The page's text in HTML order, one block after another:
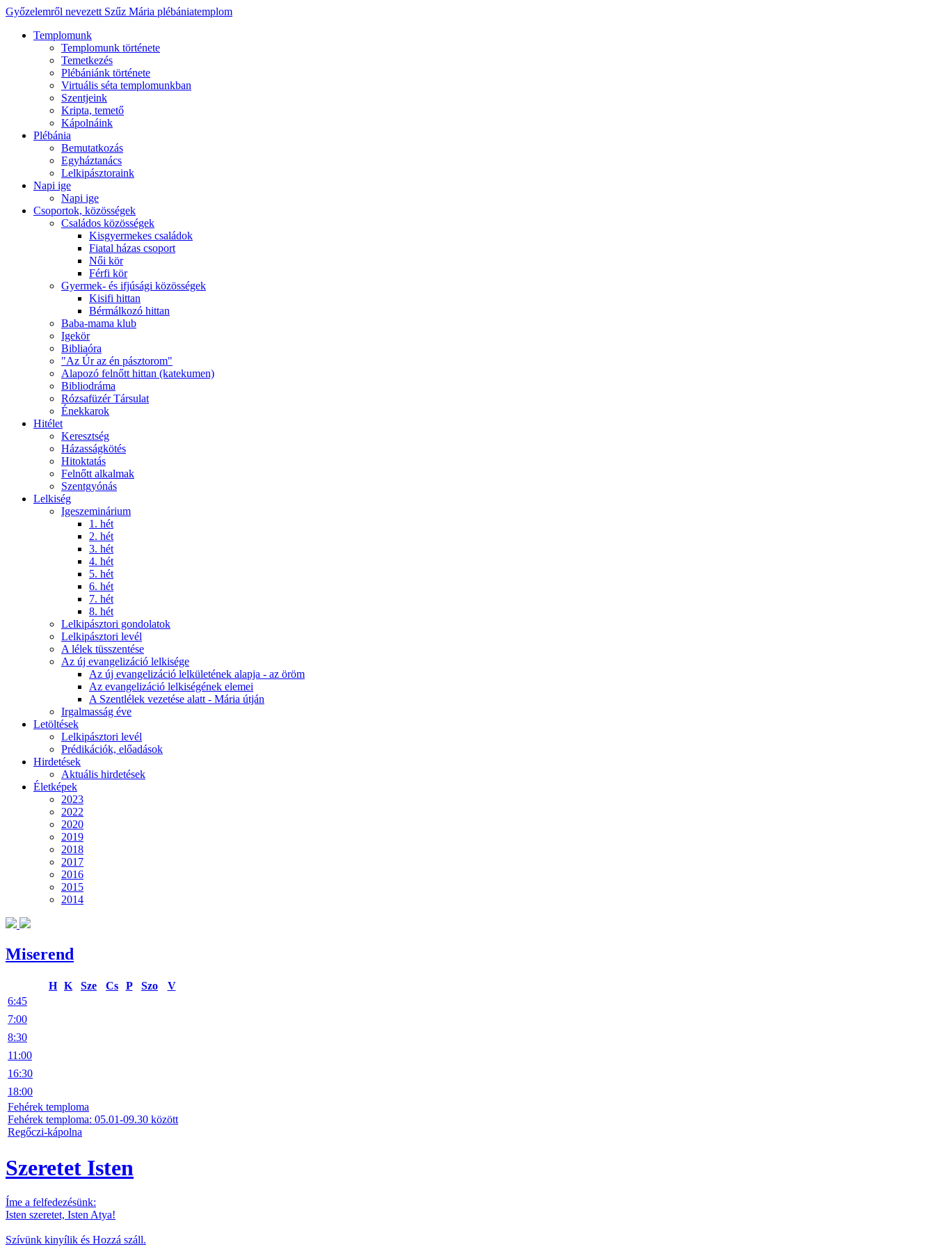
Győzelemről nevezett Szűz Mária plébániatemplom
Templomunk
Templomunk története
Temetkezés
Plébániánk története
Virtuális séta templomunkban
Szentjeink
Kripta, temető
Kápolnáink
Plébánia
Bemutatkozás
Egyháztanács
Lelkipásztoraink
Napi ige
Napi ige
Csoportok, közösségek
Családos közösségek
Kisgyermekes családok
Fiatal házas csoport
Női kör
Férfi kör
Gyermek- és ifjúsági közösségek
Kisifi hittan
Bérmálkozó hittan
Baba-mama klub
Igekör
Bibliaóra
"Az Úr az én pásztorom"
Alapozó felnőtt hittan (katekumen)
Bibliodráma
Rózsafüzér Társulat
Énekkarok
Hitélet
Keresztség
Házasságkötés
Hitoktatás
Felnőtt alkalmak
Szentgyónás
Lelkiség
Igeszeminárium
1. hét
2. hét
3. hét
4. hét
5. hét
6. hét
7. hét
8. hét
Lelkipásztori gondolatok
Lelkipásztori levél
A lélek tüsszentése
Az új evangelizáció lelkisége
Az új evangelizáció lelkületének alapja - az öröm
Az evangelizáció lelkiségének elemei
A Szentlélek vezetése alatt - Mária útján
Irgalmasság éve
Letöltések
Lelkipásztori levél
Prédikációk, előadások
Hirdetések
Aktuális hirdetések
Életképek
2023
2022
2020
2019
2018
2017
2016
2015
2014
Miserend
H K Sze Cs P Szo
V
6:45
7:00
8:30
11:00
16:30
18:00
Fehérek temploma
Fehérek temploma: 05.01-09.30 között
Regőczi-kápolna
Szeretet Isten
Íme a felfedezésünk:
Isten szeretet, Isten Atya!
Szívünk kinyílik és Hozzá száll.